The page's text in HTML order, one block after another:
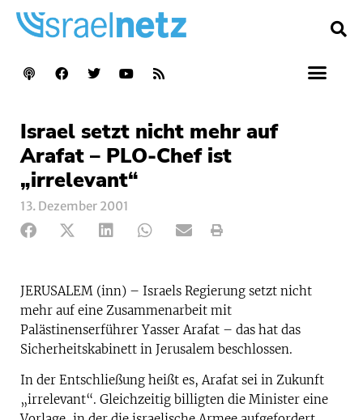
Israel setzt nicht mehr auf
Arafat – PLO-Chef ist
„irrelevant“
13. Dezember 2001
JERUSALEM (inn) – Israels Regierung setzt nicht
mehr auf eine Zusammenarbeit mit
Palästinenserführer Yasser Arafat – das hat das
Sicherheitskabinett in Jerusalem beschlossen.
In der Entschließung heißt es, Arafat sei in Zukunft
„irrelevant“. Gleichzeitig billigten die Minister eine